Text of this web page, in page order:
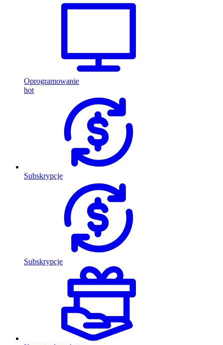
Oprogramowanie
hot
Subskrypcje
Subskrypcje